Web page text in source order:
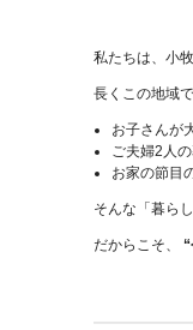
私たちは、小
長くこの地域
お子さんが
ご夫婦2人
お家の節目
そんな「暮ら
だからこそ、